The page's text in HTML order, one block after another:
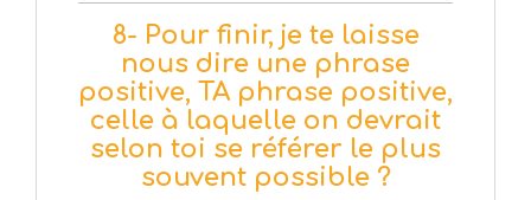
8- Pour finir, je te laisse
nous dire une phrase
positive, TA phrase positive,
celle à laquelle on devrait
selon toi se référer le plus
souvent possible ?